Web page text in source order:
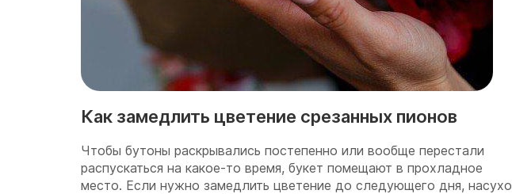
Как замедлить цветение срезанных пионов
Чтобы бутоны раскрывались постепенно или вообще перестали
распускаться на какое-то время, букет помещают в прохладное
место. Если нужно замедлить цветение до следующего дня, насухо